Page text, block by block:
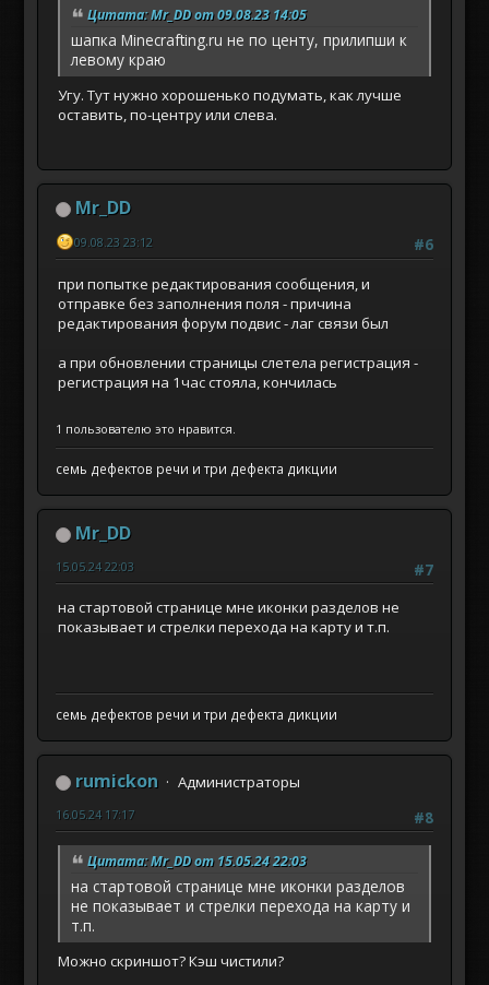
Цитата: Mr_DD от 09.08.23 14:05
шапка Minecrafting.ru не по центу, прилипши к
левому краю
Угу. Тут нужно хорошенько подумать, как лучше
оставить, по-центру или слева.
Mr_DD
#6
09.08.23 23:12
при попытке редактирования сообщения, и
отправке без заполнения поля - причина
редактирования форум подвис - лаг связи был
а при обновлении страницы слетела регистрация -
регистрация на 1час стояла, кончилась
1 пользователю это нравится.
семь дефектов речи и три дефекта дикции
Mr_DD
#7
15.05.24 22:03
на стартовой странице мне иконки разделов не
показывает и стрелки перехода на карту и т.п.
семь дефектов речи и три дефекта дикции
rumickon
Администраторы
#8
16.05.24 17:17
Цитата: Mr_DD от 15.05.24 22:03
на стартовой странице мне иконки разделов
не показывает и стрелки перехода на карту и
т.п.
Можно скриншот? Кэш чистили?